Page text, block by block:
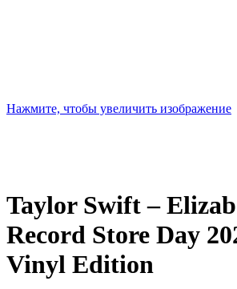
Нажмите, чтобы увеличить изображение
Taylor Swift –
Record Store Day
Vinyl Edition